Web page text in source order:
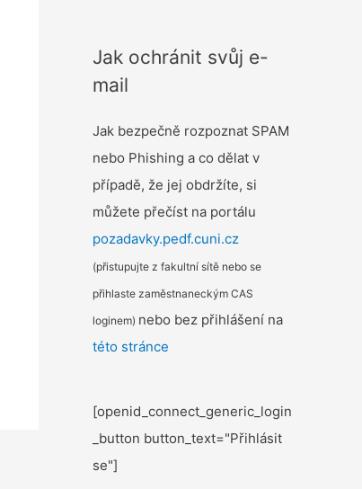
Jak ochránit svůj e-
mail
Jak bezpečně rozpoznat SPAM
nebo Phishing a co dělat v
případě, že jej obdržíte, si
můžete přečíst na portálu
pozadavky.pedf.cuni.cz
(přistupujte z fakultní sítě nebo se
přihlaste zaměstnaneckým CAS
loginem) nebo bez přihlášení na
této stránce
[openid_connect_generic_login
_button button_text="Přihlásit
se"]